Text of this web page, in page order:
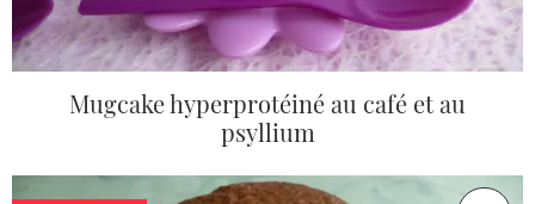
Mugcake hyperprotéiné au café et au
psyllium